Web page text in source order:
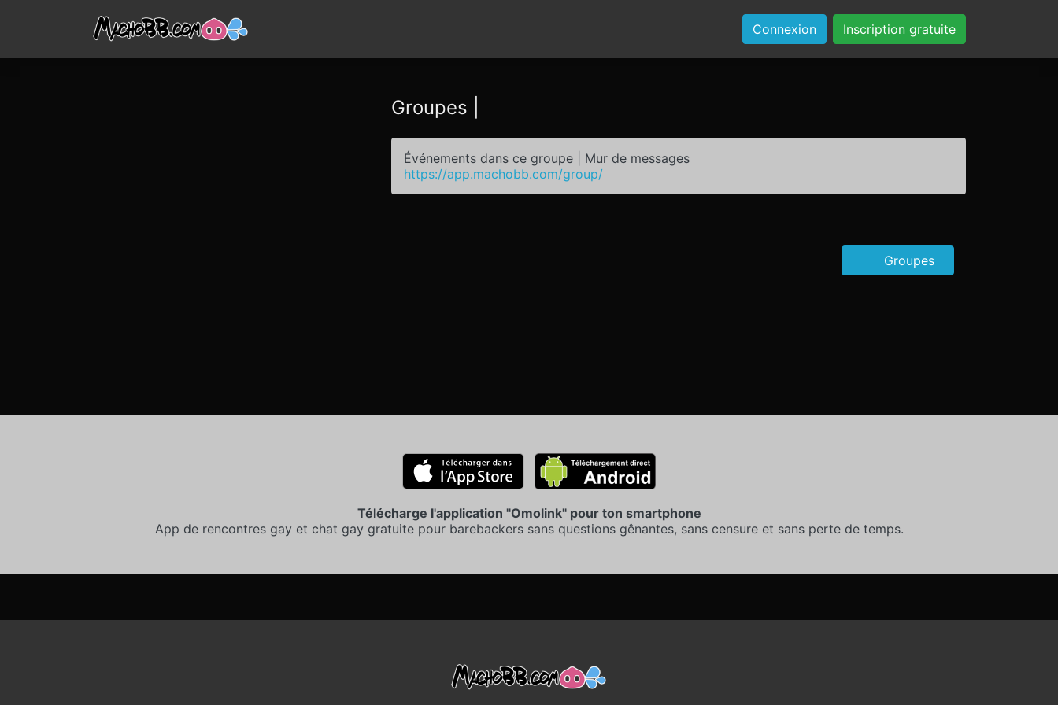
Connexion Inscription gratuite
Groupes |
Événements dans ce groupe | Mur de messages
https://app.machobb.com/group/
Groupes
Télécharge l'application "Omolink" pour ton smartphone
App de rencontres gay et chat gay gratuite pour barebackers sans questions gênantes, sans censure et sans perte de temps.